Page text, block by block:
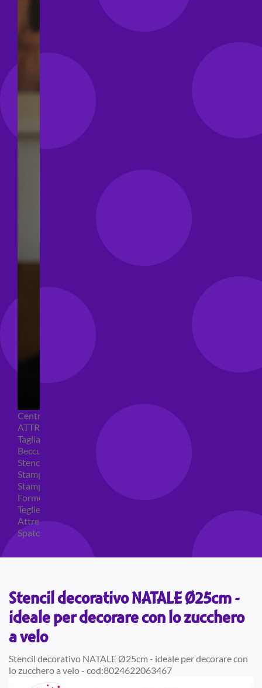
Centrini e Sacchetti Alimentari
ATTREZZI PER DOLCI
Tagliapasta
Beccucci e Sac à poche
Stencil per torte
Stampi ad espulsione
Stampi in silicone
Forme per cioccolato
Teglie per torte
Attrezzi cake design
Spatole ed accessori per decorare
Stencil decorativo NATALE Ø25cm -
ideale per decorare con lo zucchero
a velo
Stencil decorativo NATALE Ø25cm - ideale per decorare con
lo zucchero a velo - cod:8024622063467